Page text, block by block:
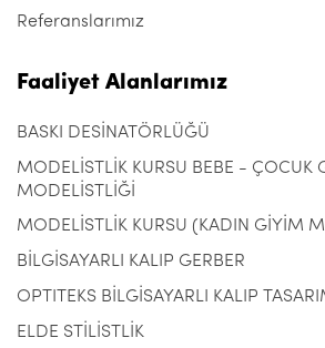
Referanslarımız
Faaliyet Alanlarımız
BASKI DESİNATÖRLÜĞÜ
MODELİSTLİK KURSU BEBE - ÇOCUK
MODELİSTLİĞİ
MODELİSTLİK KURSU (KADIN GİYİM
BİLGİSAYARLI KALIP GERBER
OPTITEKS BİLGİSAYARLI KALIP
ELDE STİLİSTLİK